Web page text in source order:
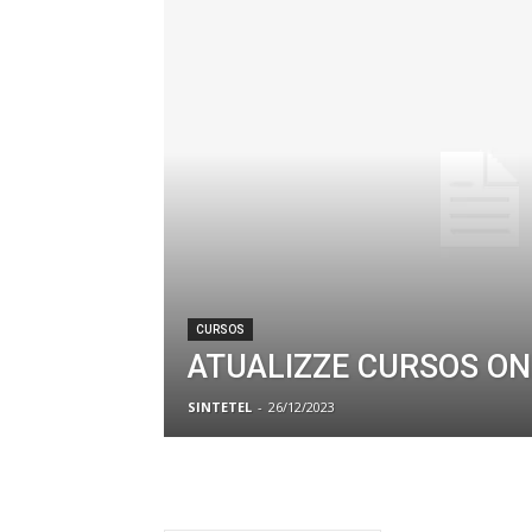
CURSOS
ATUALIZZE CURSOS
SINTETEL - 26/12/2023